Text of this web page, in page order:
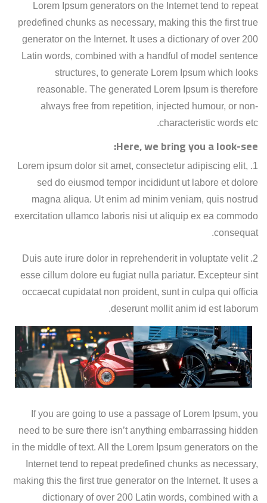
Lorem Ipsum generators on the Internet tend to repeat
predefined chunks as necessary, making this the first true
generator on the Internet. It uses a dictionary of over 200
Latin words, combined with a handful of model sentence
structures, to generate Lorem Ipsum which looks
reasonable. The generated Lorem Ipsum is therefore
always free from repetition, injected humour, or non-
characteristic words etc.
Here, we bring you a look-see:
1. Lorem ipsum dolor sit amet, consectetur adipiscing elit,
sed do eiusmod tempor incididunt ut labore et dolore
magna aliqua. Ut enim ad minim veniam, quis nostrud
exercitation ullamco laboris nisi ut aliquip ex ea commodo
consequat.
2. Duis aute irure dolor in reprehenderit in voluptate velit
esse cillum dolore eu fugiat nulla pariatur. Excepteur sint
occaecat cupidatat non proident, sunt in culpa qui officia
deserunt mollit anim id est laborum.
If you are going to use a passage of Lorem Ipsum, you
need to be sure there isn’t anything embarrassing hidden
in the middle of text. All the Lorem Ipsum generators on the
Internet tend to repeat predefined chunks as necessary,
making this the first true generator on the Internet. It uses a
dictionary of over 200 Latin words, combined with a